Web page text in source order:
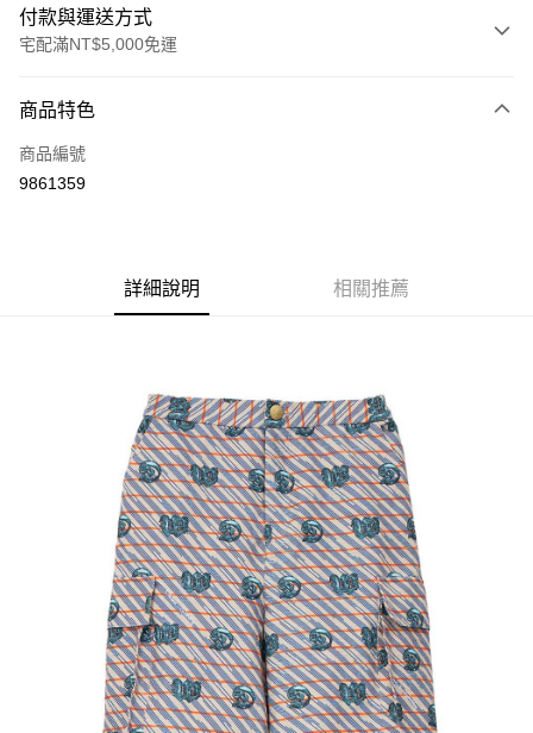
付款與運送方式
宅配滿NT$5,000免運
信用卡一次付款
LINE Pay
每筆NT$120，滿NT$5,000(含以上)免運費
商品特色
商品編號
9861359
詳細說明 相關推薦